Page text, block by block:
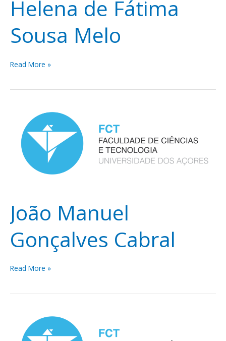
Helena de Fátima
Sousa Melo
Read More »
João Manuel
Gonçalves Cabral
Manuel
Gonçalves
Cabral
Read More »
Margarida
Jesus